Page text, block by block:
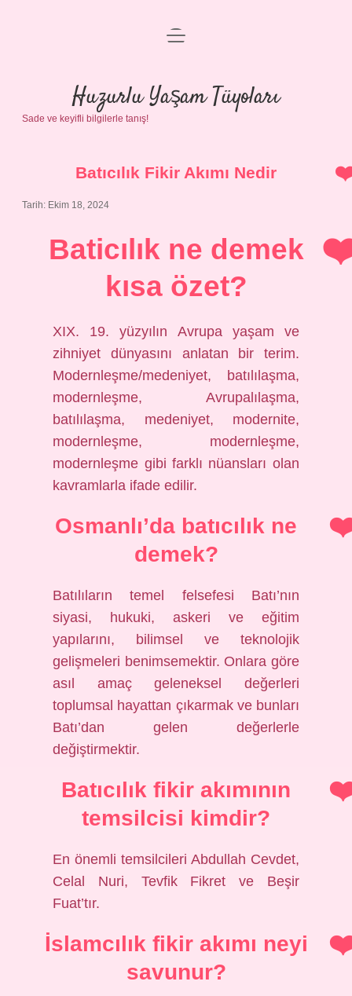
Anasayfa
Gizlilik Politikası
Yasal Uyarı
menüyü
Huzurlu Yaşam Tüyoları
Sade ve keyifli bilgilerle tanış!
Batıcılık Fikir Akımı Nedir
Tarih: Ekim 18, 2024
Baticılık ne demek
kısa özet?
XIX. 19. yüzyılın Avrupa yaşam ve
zihniyet dünyasını anlatan bir terim.
Modernleşme/medeniyet, batılılaşma,
modernleşme, Avrupalılaşma,
batılılaşma, medeniyet, modernite,
modernleşme, modernleşme,
modernleşme gibi farklı nüansları olan
kavramlarla ifade edilir.
Osmanlı’da batıcılık ne
demek?
Batılıların temel felsefesi Batı’nın
siyasi, hukuki, askeri ve eğitim
yapılarını, bilimsel ve teknolojik
gelişmeleri benimsemektir. Onlara göre
asıl amaç geleneksel değerleri
toplumsal hayattan çıkarmak ve bunları
Batı’dan gelen değerlerle
değiştirmektir.
Batıcılık fikir akımının
temsilcisi kimdir?
En önemli temsilcileri Abdullah Cevdet,
Celal Nuri, Tevfik Fikret ve Beşir
Fuat’tır.
İslamcılık fikir akımı neyi
savunur?